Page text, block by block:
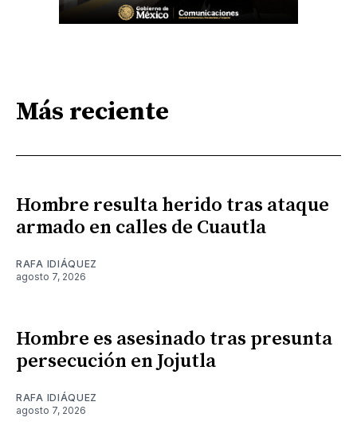
Más reciente
Hombre resulta herido tras ataque
armado en calles de Cuautla
RAFA IDIÁQUEZ
agosto 7, 2026
Hombre es asesinado tras presunta
persecución en Jojutla
RAFA IDIÁQUEZ
agosto 7, 2026